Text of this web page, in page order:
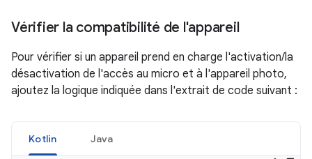
Vérifier la compatibilité de l'appareil
Pour vérifier si un appareil prend en charge l'activation/la
désactivation de l'accès au micro et à l'appareil photo,
ajoutez la logique indiquée dans l'extrait de code suivant :
Kotlin Java